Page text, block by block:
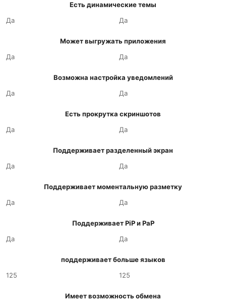
Есть динамические темы
Да
Да
Может выгружать приложения
Да
Да
Возможна настройка уведомлений
Да
Да
Есть прокрутка скриншотов
Да
Да
Поддерживает разделенный экран
Да
Да
Поддерживает моментальную разметку
Да
Да
Поддерживает PiP и PaP
Да
Да
поддерживает больше языков
125
125
Имеет возможность обмена